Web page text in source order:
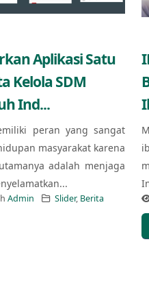
Aplikasi Satu
Kelola SDM
Ind...
peran yang sangat
masyarakat karena
adalah menjaga
Admin Slider, Berita